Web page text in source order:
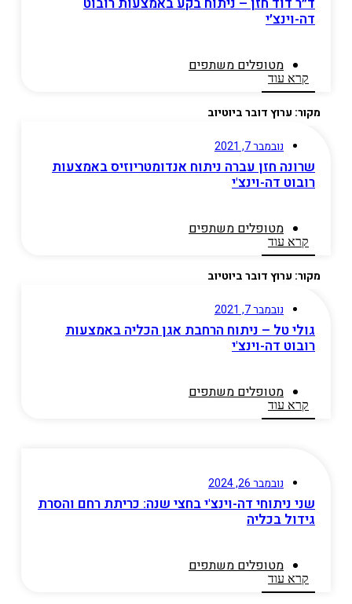
דה-וינצ׳י
מטופלים משתפים​
קרא עוד
מקור: ערוץ דובר ביוטיוב
נובמבר 7, 2021
שרונה חזן עברה ניתוח אנדומטריוזיס באמצעות
רובוט דה-וינצ'י
מטופלים משתפים​
קרא עוד
מקור: ערוץ דובר ביוטיוב
נובמבר 7, 2021
גולי טל – ניתוח הרחבת אגן הכליה באמצעות
רובוט דה-וינצ'י
מטופלים משתפים​
קרא עוד
נובמבר 26, 2024
שני ניתוחי דה-וינצ'י בחצי שנה: כריתת רחם והסרת
גידול בכליה
מטופלים משתפים​
קרא עוד